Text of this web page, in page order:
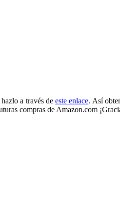
a través deeste enlace. Así
compras de Amazon.com